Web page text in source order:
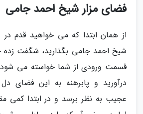
فضای مزار شیخ احمد جامی
از همان ابتدا که می خواهید قدم در
شیخ احمد جامی بگذارید، شگفت
قسمت ورودی از شما خواسته می
درآورید و پابرهنه به این فضای دل
عجیب به نظر برسد و در ابتدا کمی